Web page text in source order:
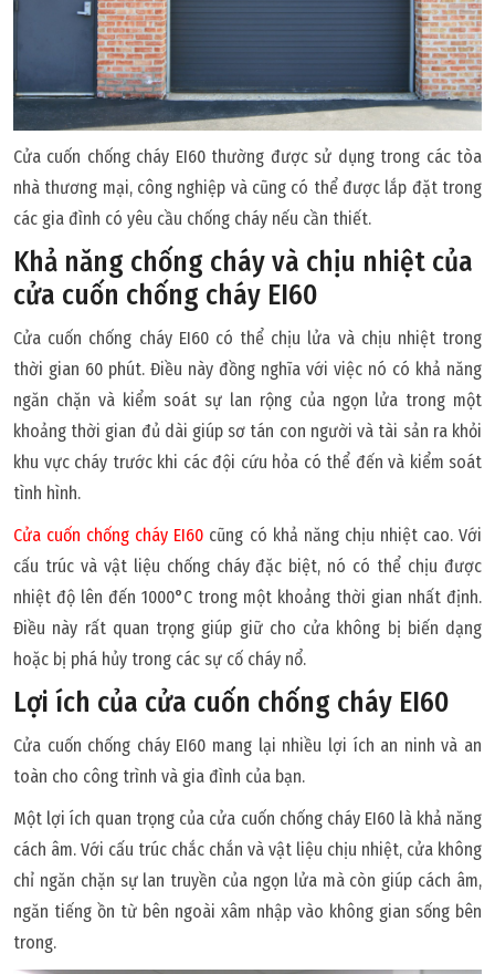
Cửa cuốn chống cháy EI60 thường được sử dụng trong các tòa
nhà thương mại, công nghiệp và cũng có thể được lắp đặt trong
các gia đình có yêu cầu chống cháy nếu cần thiết.
Khả năng chống cháy và chịu nhiệt của
cửa cuốn chống cháy EI60
Cửa cuốn chống cháy EI60 có thể chịu lửa và chịu nhiệt trong
thời gian 60 phút. Điều này đồng nghĩa với việc nó có khả năng
ngăn chặn và kiểm soát sự lan rộng của ngọn lửa trong một
khoảng thời gian đủ dài giúp sơ tán con người và tài sản ra khỏi
khu vực cháy trước khi các đội cứu hỏa có thể đến và kiểm soát
tình hình.
Cửa cuốn chống cháy EI60 cũng có khả năng chịu nhiệt cao. Với
cấu trúc và vật liệu chống cháy đặc biệt, nó có thể chịu được
nhiệt độ lên đến 1000°C trong một khoảng thời gian nhất định.
Điều này rất quan trọng giúp giữ cho cửa không bị biến dạng
hoặc bị phá hủy trong các sự cố cháy nổ.
Lợi ích của cửa cuốn chống cháy EI60
Cửa cuốn chống cháy EI60 mang lại nhiều lợi ích an ninh và an
toàn cho công trình và gia đình của bạn.
Một lợi ích quan trọng của cửa cuốn chống cháy EI60 là khả năng
cách âm. Với cấu trúc chắc chắn và vật liệu chịu nhiệt, cửa không
chỉ ngăn chặn sự lan truyền của ngọn lửa mà còn giúp cách âm,
ngăn tiếng ồn từ bên ngoài xâm nhập vào không gian sống bên
trong.